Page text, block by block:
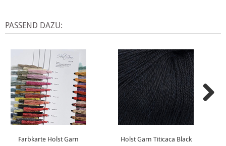
PASSEND DAZU:
Farbkarte Holst Garn
Holst Garn Titicaca Black